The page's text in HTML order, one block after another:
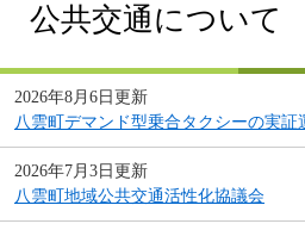
公共交通について
2026年8月6日更新
八雲町デマンド型乗合タクシーの実証
2026年7月3日更新
八雲町地域公共交通活性化協議会